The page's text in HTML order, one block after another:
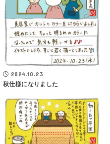
2024.10.23
秋仕様になりました